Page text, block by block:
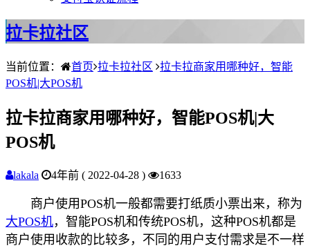
拉卡拉社区
当前位置： 首页 拉卡拉社区
拉卡拉商家用哪种好，智能
POS机|大POS机
拉卡拉商家用哪种好，智能POS机|大
POS机
lakala 4年前 ( 2022-04-28 ) 1633
商户使用POS机一般都需要打纸质小票出来，称为
大POS机，智能POS机和传统POS机，这种POS机都是
商户使用收款的比较多，不同的用户支付需求是不一样